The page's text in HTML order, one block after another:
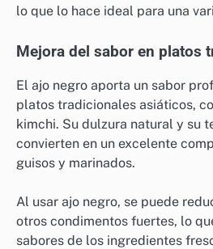
lo que lo hace ideal para una
Mejora del sabor en platos
El ajo negro aporta un sabor
platos tradicionales asiáticos,
kimchi. Su dulzura natural y su
convierten en un excelente
guisos y marinados.
Al usar ajo negro, se puede
otros condimentos fuertes, lo
sabores de los ingredientes